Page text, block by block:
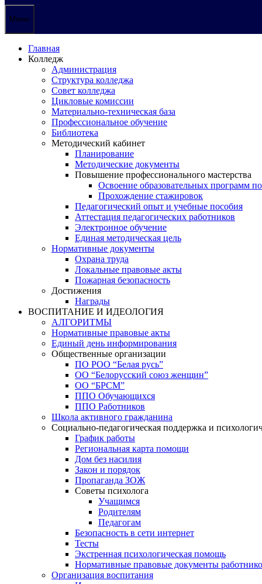
Меню
Главная
Колледж
Администрация
Структура колледжа
Совет колледжа
Цикловые комиссии
Материально-техническая база
Профессиональное обучение
Библиотека
Методический кабинет
Планирование
Методические документы
Повышение профессионального мастерства
Освоение образовательных программ
Прохождение стажировок
Педагогический опыт и учебные пособия
Аттестация педагогических работников
Электронное обучение
Единая методическая цель
Нормативные документы
Охрана труда
Локальные правовые акты
Пожарная безопасность
Достижения
Награды
ВОСПИТАНИЕ И ИДЕОЛОГИЯ
АЛГОРИТМЫ
Нормативные правовые акты
Единый день информирования
Общественные организации
ПО РОО “Белая русь”
ОО “Белорусский союз женщин”
ОО “БРСМ”
ППО Обучающихся
ППО Работников
Школа активного гражданина
Социально-педагогическая поддержка и
График работы
Региональная карта помощи
Дом без насилия
Закон и порядок
Пропаганда ЗОЖ
Советы психолога
Учащимся
Родителям
Педагогам
Безопасность в сети интернет
Тесты
Экстренная психологическая помощь
Нормативные правовые документы
Организация воспитания